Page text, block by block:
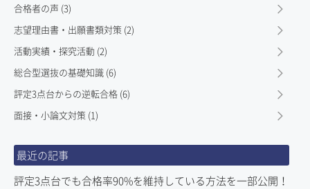
合格者の声 (3)
志望理由書・出願書類対策 (2)
活動実績・探究活動 (2)
総合型選抜の基礎知識 (6)
評定3点台からの逆転合格 (6)
面接・小論文対策 (1)
最近の記事
評定3点台でも合格率90%を維持している方法を一部公開！